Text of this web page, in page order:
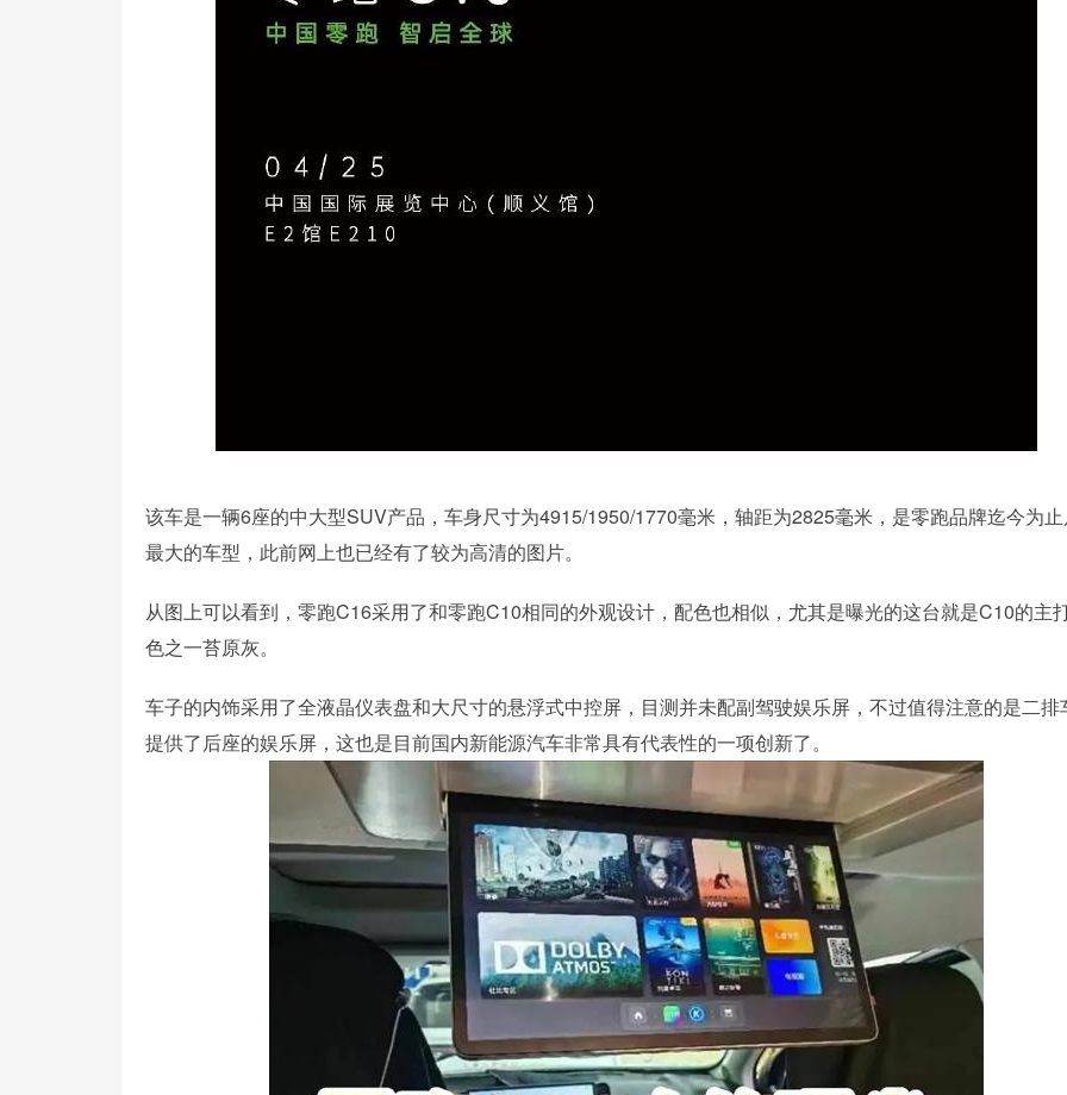
该车是一辆6座的中大型SUV产品，车身尺寸为4915/1950/1770毫米，轴距为2825毫米，是零跑品牌迄今为
最大的车型，此前网上也已经有了较为高清的图片。
从图上可以看到，零跑C16采用了和零跑C10相同的外观设计，配色也相似，尤其是曝光的这台就是C10的主
色之一苔原灰。
车子的内饰采用了全液晶仪表盘和大尺寸的悬浮式中控屏，目测并未配副驾驶娱乐屏，不过值得注意的是二排
提供了后座的娱乐屏，这也是目前国内新能源汽车非常具有代表性的一项创新了。